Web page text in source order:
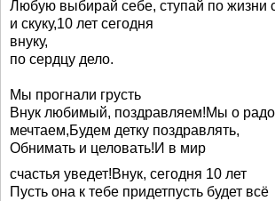
Любую выбирай себе, ступай по жизни
и скуку,10 лет сегодня
внуку,
по сердцу дело.
Мы прогнали грусть
Внук любимый, поздравляем!Мы о
мечтаем,Будем детку поздравлять,
Обнимать и целовать!И в мир
счастья уведет!Внук, сегодня 10 лет
Пусть она к тебе придетпусть будет всё